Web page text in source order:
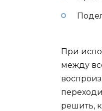
При
между
решить,